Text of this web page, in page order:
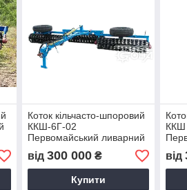
Коток кільчасто-шпоровий
ККШ-6Г-02
Первомайський ливарний
завод
від 300 000₴
Купити
ККШ
від